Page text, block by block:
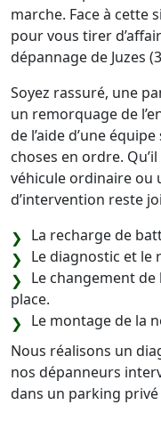
marche. Face à cette
pour vous tirer
dépannage de Juzes
Soyez rassuré, une
un remorquage de
de l’aide d’une
choses en ordre. Qu’il
véhicule ordinaire ou
d’intervention reste
La recharge de
Le diagnostic et le
Le changement
place.
Le montage de la
Nous réalisons un
nos dépanneurs
dans un parking